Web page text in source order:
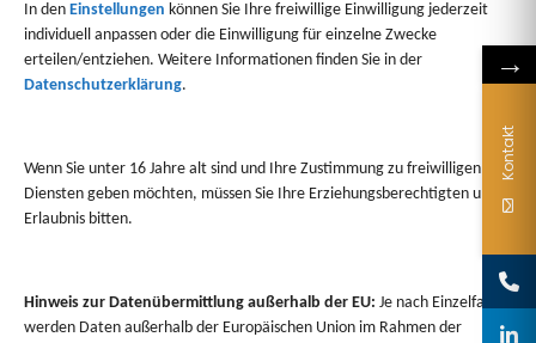
In den Einstellungen können Sie Ihre freiwillige Einwilligung jederzeit
individuell anpassen oder die Einwilligung für einzelne Zwecke
erteilen/entziehen. Weitere Informationen finden Sie in der
Datenschutzerklärung.
Wenn Sie unter 16 Jahre alt sind und Ihre Zustimmung zu freiwilligen
Diensten geben möchten, müssen Sie Ihre Erziehungsberechtigten um
Erlaubnis bitten.
Hinweis zur Datenübermittlung außerhalb der EU: Je nach Einzelfall
werden Daten außerhalb der Europäischen Union im Rahmen der
HANDWERK SPECIAL 251 VOM 01. SEPTEMBER 2025 ALS
BEILAGE IN DER RHEIN-ZEITUNG UND IHREN
HEIMATAUSGABEN
→
Kontakt